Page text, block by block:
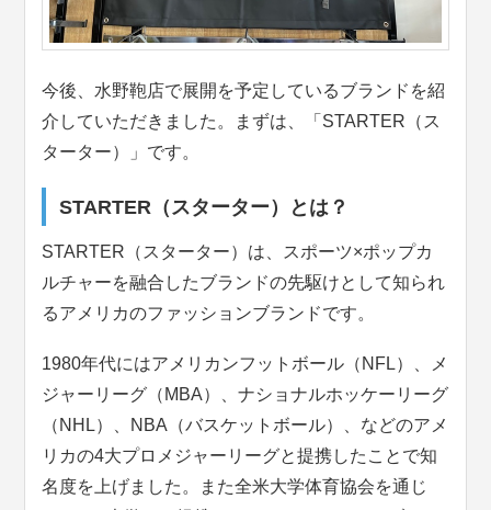
今後、水野鞄店で展開を予定しているブランドを紹
介していただきました。まずは、「STARTER（ス
ターター）」です。
STARTER（スターター）とは？
STARTER（スターター）は、スポーツ×ポップカ
ルチャーを融合したブランドの先駆けとして知られ
るアメリカのファッションブランドです。
1980年代にはアメリカンフットボール（NFL）、メ
ジャーリーグ（MBA）、ナショナルホッケーリーグ
（NHL）、NBA（バスケットボール）、などのアメ
リカの4大プロメジャーリーグと提携したことで知
名度を上げました。また全米大学体育協会を通じ